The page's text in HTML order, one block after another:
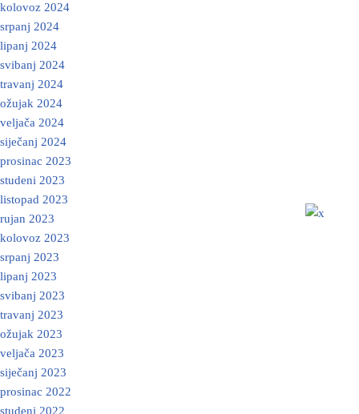
kolovoz 2024
srpanj 2024
lipanj 2024
svibanj 2024
travanj 2024
ožujak 2024
veljača 2024
siječanj 2024
prosinac 2023
studeni 2023
listopad 2023
rujan 2023
kolovoz 2023
srpanj 2023
lipanj 2023
svibanj 2023
travanj 2023
ožujak 2023
veljača 2023
siječanj 2023
prosinac 2022
studeni 2022